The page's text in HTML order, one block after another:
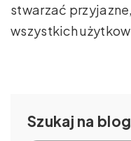
stwarzać
wszystkich
Szukaj